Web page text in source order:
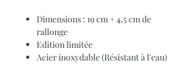
Dimensions : 19 cm + 4,5 cm de
rallonge
Edition limitée
Acier inoxydable (Résistant à l'eau)